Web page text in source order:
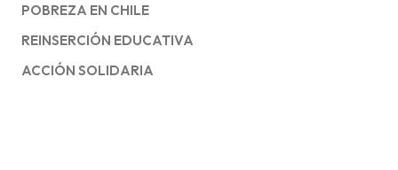
POBREZA EN CHILE
REINSERCIÓN EDUCATIVA
ACCIÓN SOLIDARIA